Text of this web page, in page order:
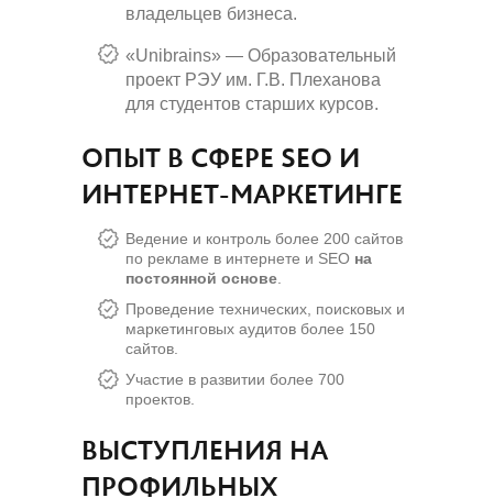
владельцев бизнеса.
«Unibrains» — Образовательный
проект РЭУ им. Г.В. Плеханова
для студентов старших курсов.
ОПЫТ В СФЕРЕ SEO И
ИНТЕРНЕТ-МАРКЕТИНГЕ
Ведение и контроль более 200 сайтов
по рекламе в интернете и SEO на
постоянной основе
Проведение технических, поисковых и
маркетинговых аудитов более 150
сайтов.
Участие в развитии более 700
проектов.
ВЫСТУПЛЕНИЯ НА
ПРОФИЛЬНЫХ